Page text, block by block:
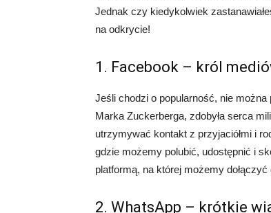
Jednak czy kiedykolwiek
na odkrycie!
1. Facebook – król
Jeśli chodzi o popularność, nie można
Marka Zuckerberga, zdobyła serca
utrzymywać kontakt z przyjaciółmi i
gdzie możemy polubić, udostępnić i
platformą, na której możemy
2. WhatsApp – krótkie